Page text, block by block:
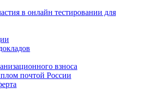
в онлайн тестировании для
взноса
почтой России